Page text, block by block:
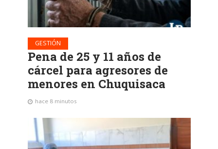
GESTIÓN
Pena de 25 y 11 años de
cárcel para agresores de
menores en Chuquisaca
hace 8 minutos